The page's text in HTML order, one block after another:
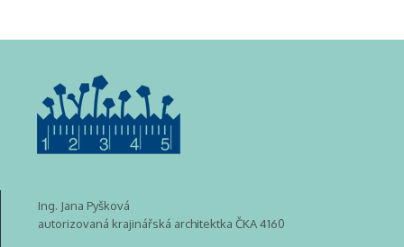
Ing. Jana Pyšková
autorizovaná krajinářská architektka ČKA 4160